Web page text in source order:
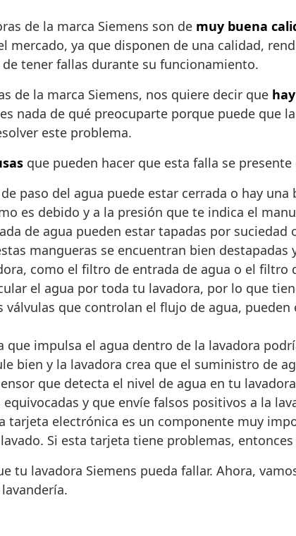
de la marca Siemens son de muy buena
mercado, ya que disponen de una calidad,
tener fallas durante su funcionamiento.
de la marca Siemens, nos quiere decir que
nada de qué preocuparte porque puede que
este problema.
que pueden hacer que esta falla se
paso del agua puede estar cerrada o hay
es debido y a la presión que te indica el
de agua pueden estar tapadas por
mangueras se encuentran bien
como el filtro de entrada de agua o el filtro
el agua por toda tu lavadora, por lo que
válvulas que controlan el flujo de agua,
que impulsa el agua dentro de la lavadora
bien y la lavadora crea que el suministro de
que detecta el nivel de agua en tu
y que envíe falsos positivos a la
tarjeta electrónica es un componente muy
Si esta tarjeta tiene problemas,
tu lavadora Siemens pueda fallar. Ahora,